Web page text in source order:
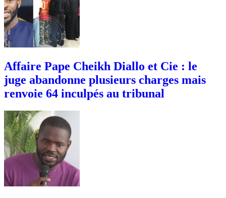
Affaire Pape Cheikh Diallo et Cie : le
juge abandonne plusieurs charges mais
renvoie 64 inculpés au tribunal